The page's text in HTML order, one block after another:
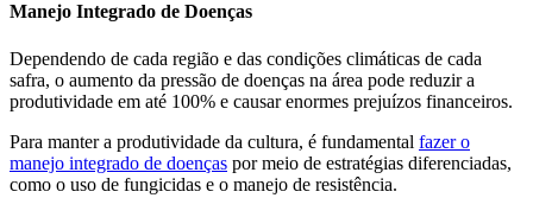
Manejo Integrado de Doenças
Dependendo de cada região e das condições climáticas de cada
safra, o aumento da pressão de doenças na área pode reduzir a
produtividade em até 100% e causar enormes prejuízos financeiros.
Para manter a produtividade da cultura, é fundamental fazer o
manejo integrado de doenças por meio de estratégias diferenciadas,
como o uso de fungicidas e o manejo de resistência.